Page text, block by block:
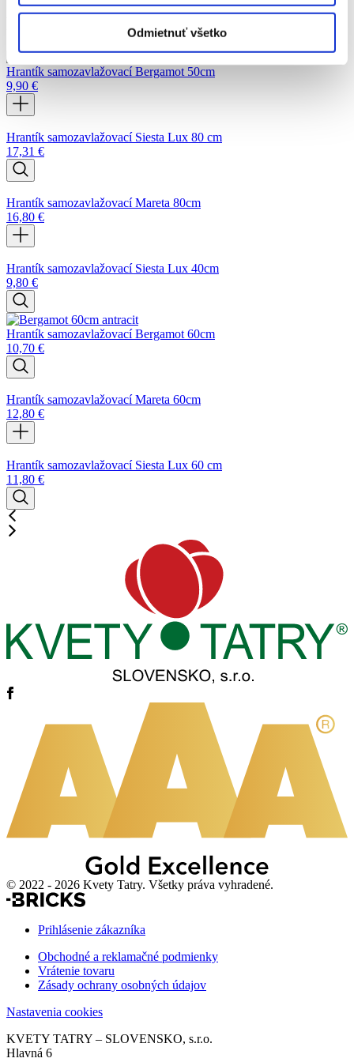
Odmietnuť všetko
Podobné produkty
Hrantík samozavlažovací Bergamot 50cm
9,90 €
Hrantík samozavlažovací Siesta Lux 80 cm
17,31 €
Hrantík samozavlažovací Mareta 80cm
16,80 €
Hrantík samozavlažovací Siesta Lux 40cm
9,80 €
Hrantík samozavlažovací Bergamot 60cm
10,70 €
Hrantík samozavlažovací Mareta 60cm
12,80 €
Hrantík samozavlažovací Siesta Lux 60 cm
11,80 €
© 2022 - 2026 Kvety Tatry. Všetky práva vyhradené.
Prihlásenie zákazníka
Obchodné a reklamačné podmienky
Vrátenie tovaru
Zásady ochrany osobných údajov
Nastavenia cookies
KVETY TATRY – SLOVENSKO, s.r.o.
Hlavná 6